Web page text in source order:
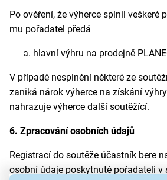
Po ověření, že výherce splnil veškeré
mu pořadatel předá
hlavní výhru na prodejně
V případě nesplnění některé ze
zaniká nárok výherce na získání
nahrazuje výherce další soutěžící.
6. Zpracování osobních údajů
Registrací do soutěže účastník bere
osobní údaje poskytnuté pořadateli